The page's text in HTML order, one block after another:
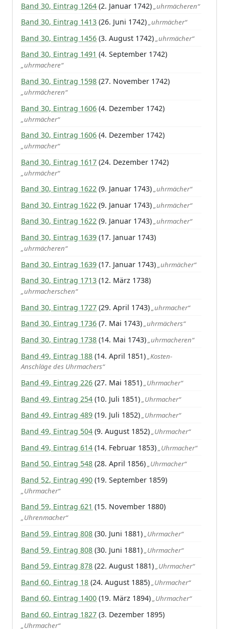
Band 30, Eintrag 1264 (2. Januar 1742) „uhrmächeren“
Band 30, Eintrag 1413 (26. Juni 1742)„uhrmächer“
Band 30, Eintrag 1456 (3. August 1742)„uhrmächer“
Band 30, Eintrag 1491 (4. September 1742)
„uhrmachere“
Band 30, Eintrag 1598 (27. November 1742)
„uhrmächeren“
Band 30, Eintrag 1606 (4. Dezember 1742)
„uhrmächer“
Band 30, Eintrag 1606 (4. Dezember 1742)
„uhrmacher“
Band 30, Eintrag 1617 (24. Dezember 1742)
„uhrmächer“
Band 30, Eintrag 1622 (9. Januar 1743)„uhrmächer“
Band 30, Eintrag 1622 (9. Januar 1743)„uhrmächer“
Band 30, Eintrag 1622 (9. Januar 1743)„uhrmacher“
Band 30, Eintrag 1639 (17. Januar 1743)
„uhrmächeren“
Band 30, Eintrag 1639 (17. Januar 1743)„uhrmächer“
Band 30, Eintrag 1713 (12. März 1738)
„uhrmacherschen“
Band 30, Eintrag 1727 (29. April 1743)„uhrmacher“
Band 30, Eintrag 1736 (7. Mai 1743)„uhrmächers“
Band 30, Eintrag 1738 (14. Mai 1743)„uhrmacheren“
Band 49, Eintrag 188 (14. April 1851)„Kosten-
Anschläge des Uhrmachers“
Band 49, Eintrag 226 (27. Mai 1851)„Uhrmacher“
Band 49, Eintrag 254 (10. Juli 1851)„Uhrmacher“
Band 49, Eintrag 489 (19. Juli 1852)„Uhrmacher“
Band 49, Eintrag 504 (9. August 1852)„Uhrmacher“
Band 49, Eintrag 614 (14. Februar 1853)„Uhrmacher“
Band 50, Eintrag 548 (28. April 1856)„Uhrmacher“
Band 52, Eintrag 490 (19. September 1859)
„Uhrmacher“
Band 59, Eintrag 621 (15. November 1880)
„Uhrenmacher“
Band 59, Eintrag 808 (30. Juni 1881)„Uhrmacher“
Band 59, Eintrag 808 (30. Juni 1881) „Uhrmacher“
Band 59, Eintrag 878 (22. August 1881)„Uhrmacher“
Band 60, Eintrag 18 (24. August 1885)„Uhrmacher“
Band 60, Eintrag 1400 (19. März 1894)„Uhrmacher“
Band 60, Eintrag 1827 (3. Dezember 1895)
„Uhrmacher“